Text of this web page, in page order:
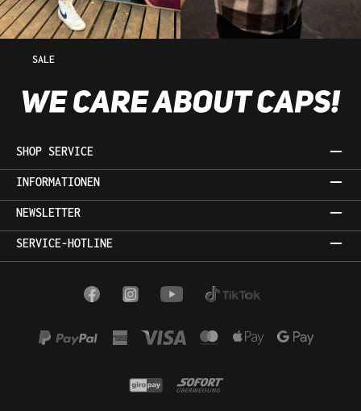
SALE
SHOP SERVICE
INFORMATIONEN
NEWSLETTER
SERVICE-HOTLINE